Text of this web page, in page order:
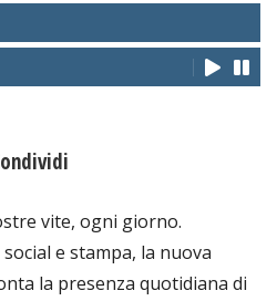
vite, ogni giorno.
e stampa, la nuova
la presenza quotidiana di